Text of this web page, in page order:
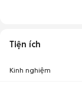
Tiện ích
Kinh nghiệm